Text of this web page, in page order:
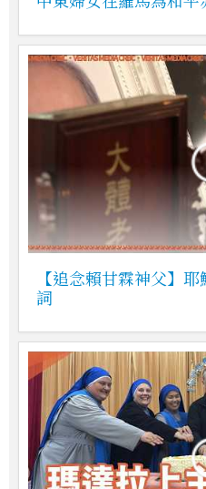
【追念賴甘霖神父】
詞